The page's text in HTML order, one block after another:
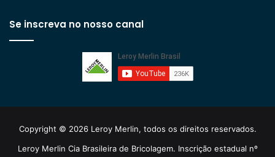
Se inscreva no nosso canal
Copyright © 2026 Leroy Merlin, todos os direitos reservados.
Leroy Merlin Cia Brasileira de Bricolagem. Inscrição estadual nº